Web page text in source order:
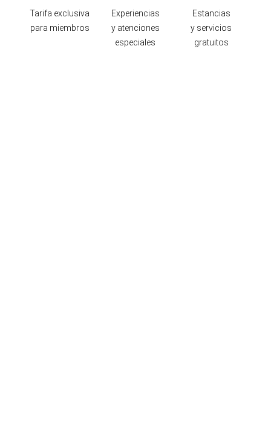
Tarifa exclusiva
para miembros
Experiencias
y atenciones
especiales
Estancias
y servicios
gratuitos